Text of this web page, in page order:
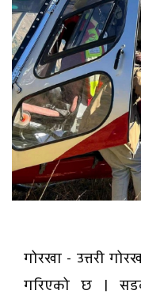
गोरखा - उत्तरी
गरिएको छ ।